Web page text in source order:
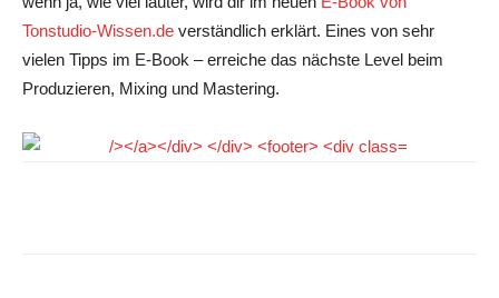
Tonstudio-Wissen.de verständlich erklärt. Eines von sehr
vielen Tipps im E-Book – erreiche das nächste Level beim
Produzieren, Mixing und Mastering.